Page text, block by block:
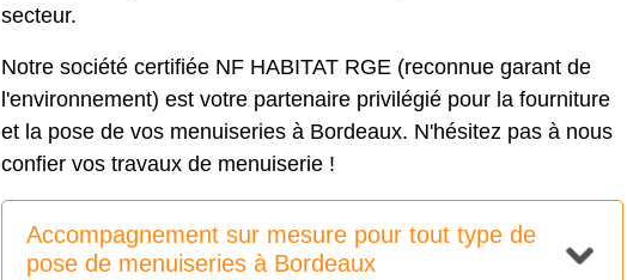
secteur.
Notre société certifiée NF HABITAT RGE (reconnue garant de
l'environnement) est votre partenaire privilégié pour la fourniture
et la pose de vos menuiseries à Bordeaux. N'hésitez pas à nous
confier vos travaux de menuiserie !
Accompagnement sur mesure pour tout type de
pose de menuiseries à Bordeaux